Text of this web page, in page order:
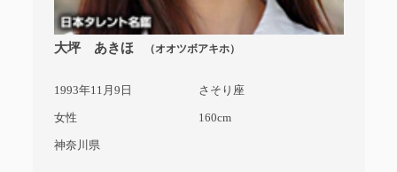
大坪 あきほ （オオツボアキホ）
1993年11月9日 さそり座
女性 160cm
神奈川県